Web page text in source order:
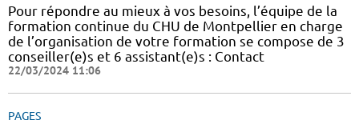
Pour répondre au mieux à vos besoins, l’équipe de la
formation continue du CHU de Montpellier en charge
de l’organisation de votre formation se compose de 3
conseiller(e)s et 6 assistant(e)s : Contact
22/03/2024 11:06
PAGES